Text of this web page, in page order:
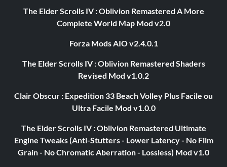
The Elder Scrolls IV : Oblivion Remastered A More
Complete World Map Mod v2.0
Forza Mods AIO v2.4.0.1
The Elder Scrolls IV : Oblivion Remastered Shaders
Revised Mod v1.0.2
Clair Obscur : Expedition 33 Beach Volley Plus Facile ou
Ultra Facile Mod v1.0.0
The Elder Scrolls IV : Oblivion Remastered Ultimate
Engine Tweaks (Anti-Stutters - Lower Latency - No Film
Grain - No Chromatic Aberration - Lossless) Mod v1.0